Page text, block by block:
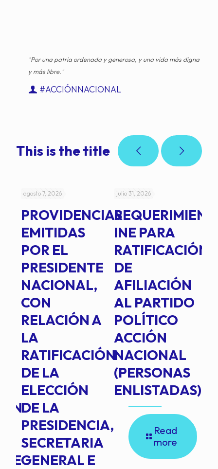
"Por una patria ordenada y generosa, y una vida más digna
y más libre."
#ACCIÓNNACIONAL
This is the title
agosto 7, 2026
PROVIDENCIAS
EMITIDAS
POR EL
PRESIDENTE
NACIONAL,
CON
RELACIÓN A
LA
RATIFICACIÓN
DE LA
ELECCIÓN
DE LA
PRESIDENCIA,
SECRETARIA
GENERAL E
julio 31, 2026
INE PARA
RATIFICACIÓN
DE
AFILIACIÓN
AL PARTIDO
POLÍTICO
ACCIÓN
NACIONAL
(PERSONAS
ENLISTADAS)
Read
more